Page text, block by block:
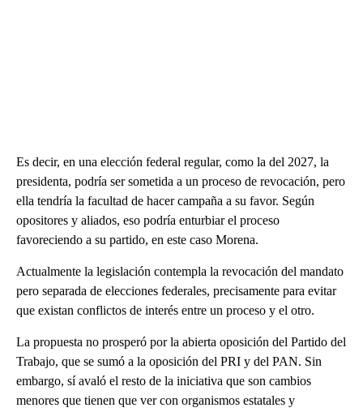
Es decir, en una elección federal regular, como la del 2027, la
presidenta, podría ser sometida a un proceso de revocación, pero
ella tendría la facultad de hacer campaña a su favor. Según
opositores y aliados, eso podría enturbiar el proceso
favoreciendo a su partido, en este caso Morena.
Actualmente la legislación contempla la revocación del mandato
pero separada de elecciones federales, precisamente para evitar
que existan conflictos de interés entre un proceso y el otro.
La propuesta no prosperó por la abierta oposición del Partido del
Trabajo, que se sumó a la oposición del PRI y del PAN. Sin
embargo, sí avaló el resto de la iniciativa que son cambios
menores que tienen que ver con organismos estatales y